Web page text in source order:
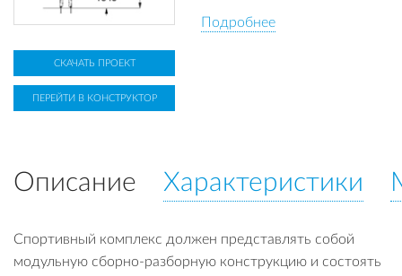
Подробнее
СКАЧАТЬ ПРОЕКТ
ПЕРЕЙТИ В КОНСТРУКТОР
Описание Характеристики
Спортивный комплекс должен представлять собой
модульную сборно-разборную конструкцию и состоять